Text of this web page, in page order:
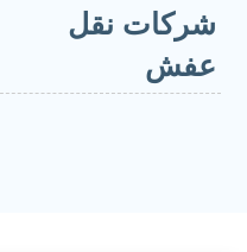
شركات نقل
عفش